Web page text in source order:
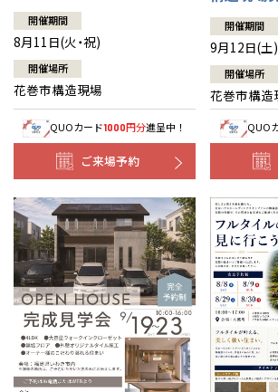
開催期間
8月11日(火・祝)
開催場所
花巻市構造現場
QUOカード1000円分進呈中！
ご来場予約
開催期間
9月12日(土
開催場所
花巻市構造
QUO